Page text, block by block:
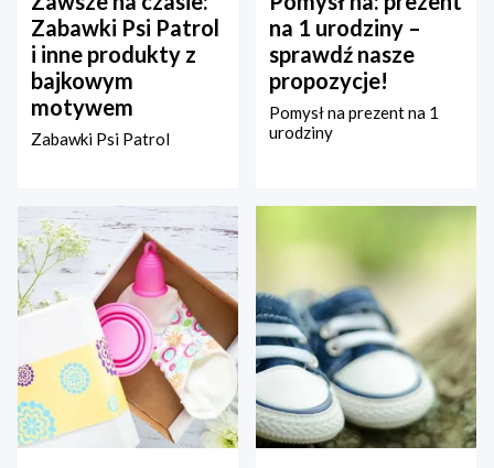
Zabawki Psi Patrol
i inne produkty z
bajkowym
motywem
Zabawki Psi Patrol
na 1 urodziny –
sprawdź nasze
propozycje!
Pomysł na prezent na 1
urodziny